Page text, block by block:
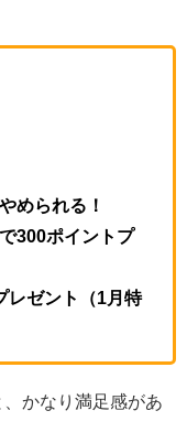
められる！
300ポイントプ
レゼント（1月特
かなり満足感があ